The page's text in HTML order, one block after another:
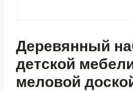
Деревянный
детской
меловой